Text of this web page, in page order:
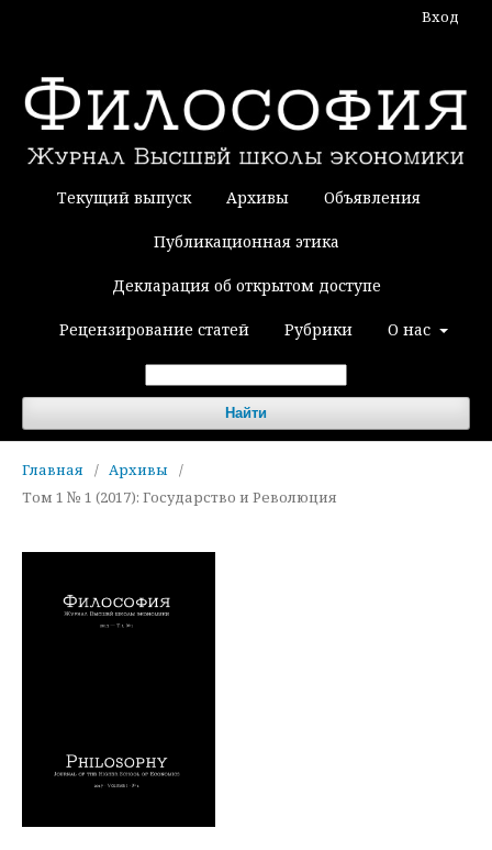
Текущий выпуск Архивы Объявления
Публикационная этика
Декларация об открытом доступе
Рецензирование статей Рубрики О нас
Найти
Вход
Главная / Архивы
/
Том 1 № 1 (2017): Государство и Революция